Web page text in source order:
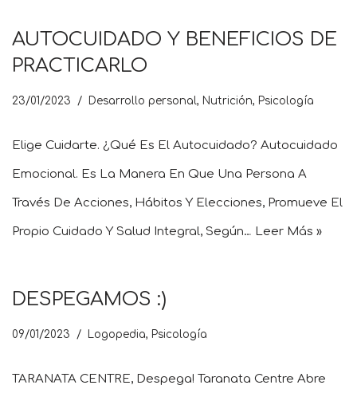
AUTOCUIDADO Y BENEFICIOS DE
PRACTICARLO
23/01/2023 Desarrollo personal, Nutrición, Psicología
Elige Cuidarte. ¿Qué Es El Autocuidado? Autocuidado
Emocional. Es La Manera En Que Una Persona A
Través De Acciones, Hábitos Y Elecciones, Promueve El
Propio Cuidado Y Salud Integral, Según… Leer Más »
DESPEGAMOS :)
09/01/2023 Logopedia, Psicología
TARANATA CENTRE, Despega! Taranata Centre Abre